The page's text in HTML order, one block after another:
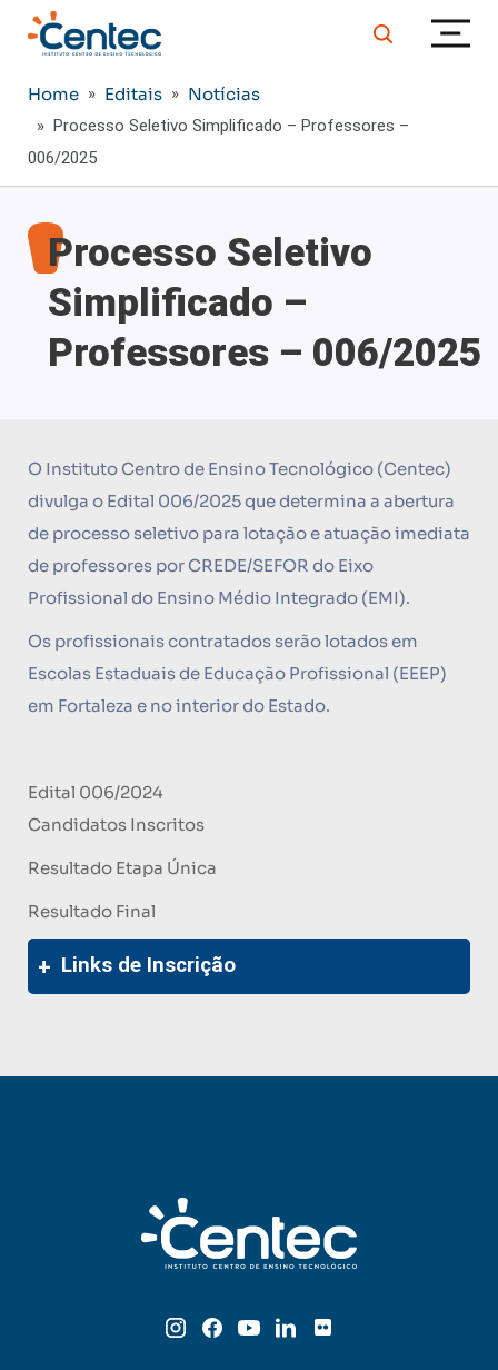
Home » Editais » Notícias
» Processo Seletivo Simplificado – Professores –
006/2025
Processo Seletivo
Simplificado –
Professores – 006/2025
O Instituto Centro de Ensino Tecnológico (Centec)
divulga o Edital 006/2025 que determina a abertura
de processo seletivo para lotação e atuação imediata
de professores por CREDE/SEFOR do Eixo
Profissional do Ensino Médio Integrado (EMI).
Os profissionais contratados serão lotados em
Escolas Estaduais de Educação Profissional (EEEP)
em Fortaleza e no interior do Estado.
Edital 006/2024
Candidatos Inscritos
Resultado Etapa Única
Resultado Final
Links de Inscrição